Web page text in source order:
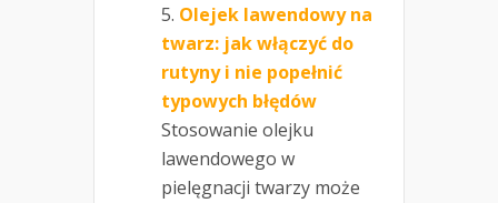
Olejek lawendowy na
twarz: jak włączyć do
rutyny i nie popełnić
typowych błędów
Stosowanie olejku
lawendowego w
pielęgnacji twarzy może